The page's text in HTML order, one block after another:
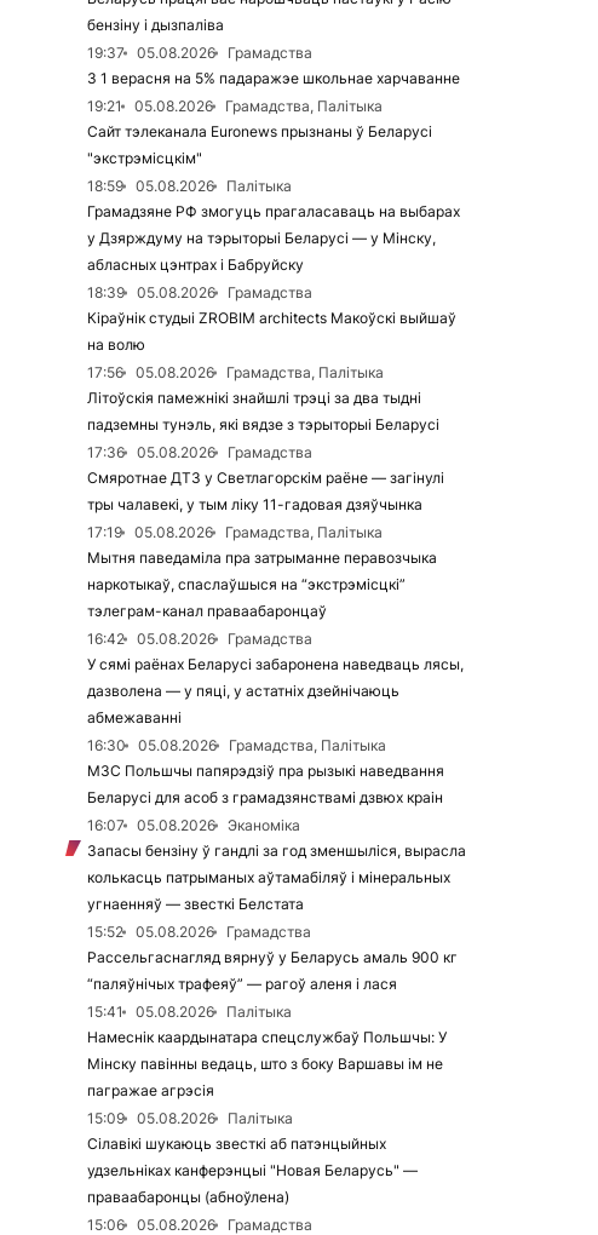
бензіну і дызпаліва
19:37
05.08.2026
Грамадства
З 1 верасня на 5% падаражэе школьнае харчаванне
19:21
05.08.2026
Грамадства, Палітыка
Сайт тэлеканала Euronews прызнаны ў Беларусі
"экстрэмісцкім"
18:59
05.08.2026
Палітыка
Грамадзяне РФ змогуць прагаласаваць на выбарах
у Дзярждуму на тэрыторыі Беларусі — у Мінску,
абласных цэнтрах і Бабруйску
18:39
05.08.2026
Грамадства
Кіраўнік студыі ZROBIM architects Макоўскі выйшаў
на волю
17:56
05.08.2026
Грамадства, Палітыка
Літоўскія памежнікі знайшлі трэці за два тыдні
падземны тунэль, які вядзе з тэрыторыі Беларусі
17:36
05.08.2026
Грамадства
Смяротнае ДТЗ у Светлагорскім раёне — загінулі
тры чалавекі, у тым ліку 11-гадовая дзяўчынка
17:19
05.08.2026
Грамадства, Палітыка
Мытня паведаміла пра затрыманне перавозчыка
наркотыкаў, спаслаўшыся на “экстрэмісцкі”
тэлеграм-канал праваабаронцаў
16:42
05.08.2026
Грамадства
У сямі раёнах Беларусі забаронена наведваць лясы,
дазволена — у пяці, у астатніх дзейнічаюць
абмежаванні
16:30
05.08.2026
Грамадства, Палітыка
МЗС Польшчы папярэдзіў пра рызыкі наведвання
Беларусі для асоб з грамадзянствамі дзвюх краін
16:07
05.08.2026
Эканоміка
Запасы бензіну ў гандлі за год зменшыліся, вырасла
колькасць патрыманых аўтамабіляў і мінеральных
угнаенняў — звесткі Белстата
15:52
05.08.2026
Грамадства
Рассельгаснагляд вярнуў у Беларусь амаль 900 кг
“паляўнічых трафеяў” — рагоў аленя і лася
15:41
05.08.2026
Палітыка
Намеснік каардынатара спецслужбаў Польшчы: У
Мінску павінны ведаць, што з боку Варшавы ім не
пагражае агрэсія
15:09
05.08.2026
Палітыка
Сілавікі шукаюць звесткі аб патэнцыйных
удзельніках канферэнцыі "Новая Беларусь" —
праваабаронцы (абноўлена)
15:06
05.08.2026
Грамадства